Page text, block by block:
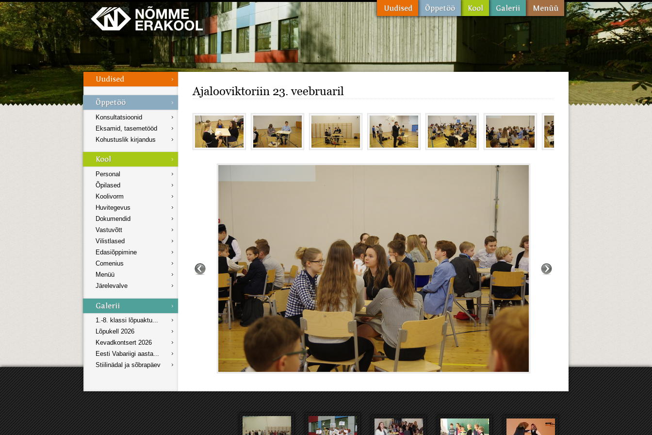
Menüü
Galerii
Konsultatsioonid
Eksamid, tasemetööd
Kohustuslik kirjandus
Personal
Õpilased
Koolivorm
Huvitegevus
Dokumendid
Vastuvõtt
Vilistlased
Edasiõppimine
Comenius
Menüü
Järelevalve
1.-8. klassi lõpuaktu...
Lõpukell 2026
Kevadkontsert 2026
Eesti Vabariigi aasta...
Stiilinädal ja sõbrapäev
Ajalooviktoriin 23. veebruaril